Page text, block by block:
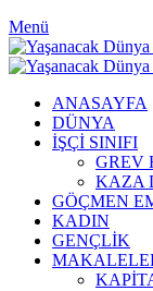
Menü
ANASAYFA
DÜNYA
İŞÇİ SINIFI
GREV
KAZA
GÖÇMEN
KADIN
GENÇLİK